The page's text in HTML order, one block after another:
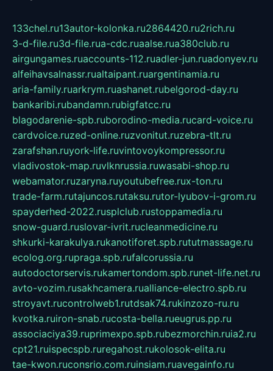
133chel.ru13autor-kolonka.ru2864420.ru2rich.ru
3-d-file.ru3d-file.rua-cdc.ruaalse.rua380club.ru
airgungames.ruaccounts-112.ruadler-jun.ruadonyev.ru
alfeihavsalnassr.rualtaipant.ruargentinamia.ru
aria-family.ruarkrym.ruashanet.rubelgorod-day.ru
bankaribi.rubandamn.rubigfatcc.ru
blagodarenie-spb.ruborodino-media.rucard-voice.ru
cardvoice.ruzed-online.ruzvonitut.ruzebra-tlt.ru
zarafshan.ruyork-life.ruvintovoykompressor.ru
vladivostok-map.ruvlknrussia.ruwasabi-shop.ru
webamator.ruzaryna.ruyoutubefree.rux-ton.ru
trade-farm.rutajuncos.rutaksu.rutor-lyubov-i-grom.ru
spayderhed-2022.rusplclub.rustoppamedia.ru
snow-guard.ruslovar-ivrit.rucleanmedicine.ru
shkurki-karakulya.rukanotiforet.spb.rututmassage.ru
ecolog.org.rupraga.spb.rufalcorussia.ru
autodoctorservis.rukamertondom.spb.runet-life.net.ru
avto-vozim.rusakhcamera.rualliance-electro.spb.ru
stroyavt.rucontrolweb1.rutdsak74.rukinzozo-ru.ru
kvotka.ruiron-snab.rucosta-bella.rueugrus.pp.ru
associaciya39.ruprimexpo.spb.rubezmorchin.ruia2.ru
cpt21.ruispecspb.ruregahost.rukolosok-elita.ru
tae-kwon.ruconsrio.com.ruinsiam.ruavegainfo.ru